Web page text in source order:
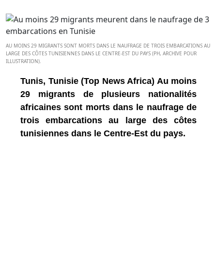
AU MOINS 29 MIGRANTS SONT MORTS DANS LE NAUFRAGE DE TROIS EMBARCATIONS AU
LARGE DES CÔTES TUNISIENNES DANS LE CENTRE-EST DU PAYS (PH, ARCHIVE POUR
ILLUSTRATION).
Tunis, Tunisie (Top News Africa) Au moins
29 migrants de plusieurs nationalités
africaines sont morts dans le naufrage de
trois embarcations au large des côtes
tunisiennes dans le Centre-Est du pays.